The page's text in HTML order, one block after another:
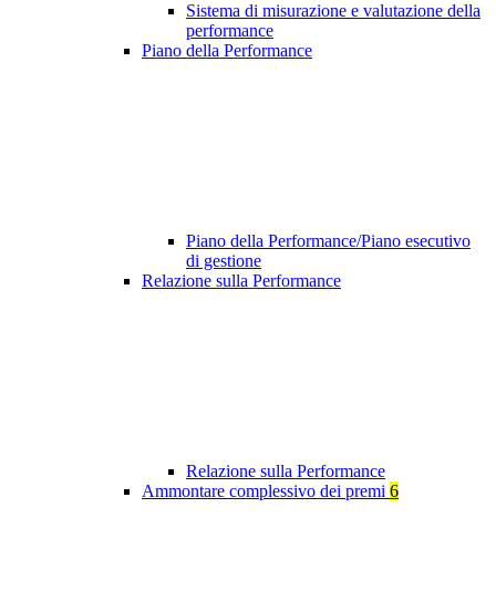
Sistema di misurazione e valutazione della
performance
Piano della Performance
Piano della Performance/Piano esecutivo
di gestione
Relazione sulla Performance
Relazione sulla Performance
Ammontare complessivo dei premi 6